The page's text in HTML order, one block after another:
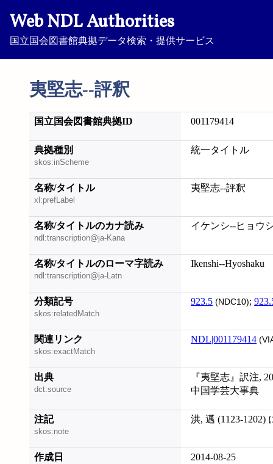
Web NDL Authorities
国立国会図書館典拠データ検索・提供サービス
夷堅志--評釈
国立国会図書館典拠ID 001179414
典拠種別
skos:inScheme
統一タイトル
名称/タイトル
xl:prefLabel
夷堅志--評釈
名称/タイトルのカナ読み
ndl:transcription@ja-Kana
イケンシ--ヒョウ
名称/タイトルのローマ字読み
ndl:transcription@ja-Latn
Ikenshi--Hyoshaku
分類記号
skos:relatedMatch
923.5 (NDC10);
関連リンク
skos:exactMatch
NDL|001179414
出典
dct:source
『夷堅志』訳注,
中国学芸大事典
注記
skos:note
洪, 邁 (1123-1202)
作成日 2014-08-25